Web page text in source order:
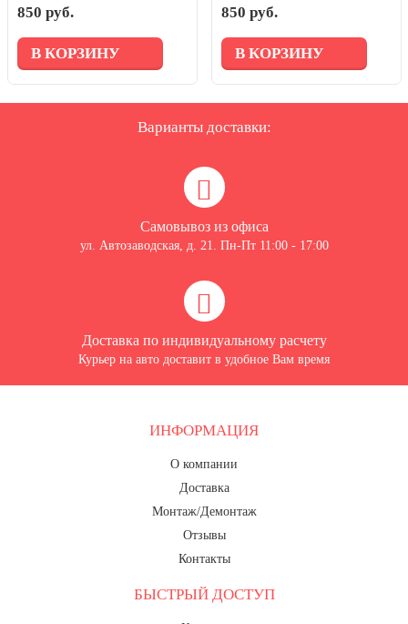
Дню Крещения Господня
850 руб.
В КОРЗИНУ
Дню Крещения Господня
850 руб.
В КОРЗИНУ
Варианты доставки:
Самовывоз из офиса
ул. Автозаводская, д. 21. Пн-Пт 11:00 - 17:00
Доставка по индивидуальному расчету
Курьер на авто доставит в удобное Вам время
ИНФОРМАЦИЯ
О компании
Доставка
Монтаж/Демонтаж
Отзывы
Контакты
БЫСТРЫЙ ДОСТУП